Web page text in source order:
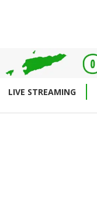
LIVE STREAMING